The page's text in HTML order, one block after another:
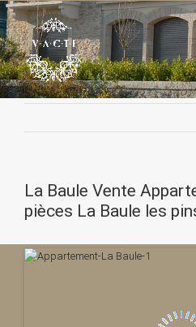
Passer
au
contenu
La Baule Vente
pièces La Baule les